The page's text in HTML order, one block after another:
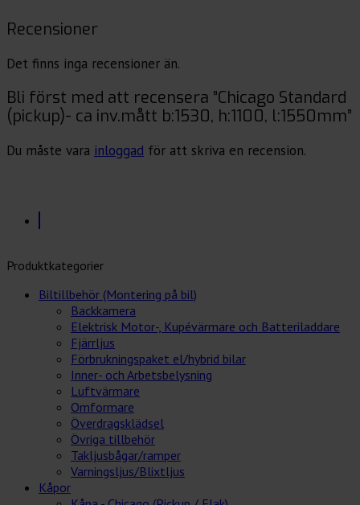
Recensioner
Det finns inga recensioner än.
Bli först med att recensera ”Chicago Standard
(pickup)- ca inv.mått b:1530, h:1100, l:1550mm”
Du måste vara inloggad för att skriva en recension.
Produktkategorier
Biltillbehör (Montering på bil)
Backkamera
Elektrisk Motor-, Kupévärmare och Batteriladdare
Fjärrljus
Förbrukningspaket el/hybrid bilar
Inner- och Arbetsbelysning
Luftvärmare
Omformare
Överdragsklädsel
Övriga tillbehör
Takljusbågar/ramper
Varningsljus/Blixtljus
Kåpor